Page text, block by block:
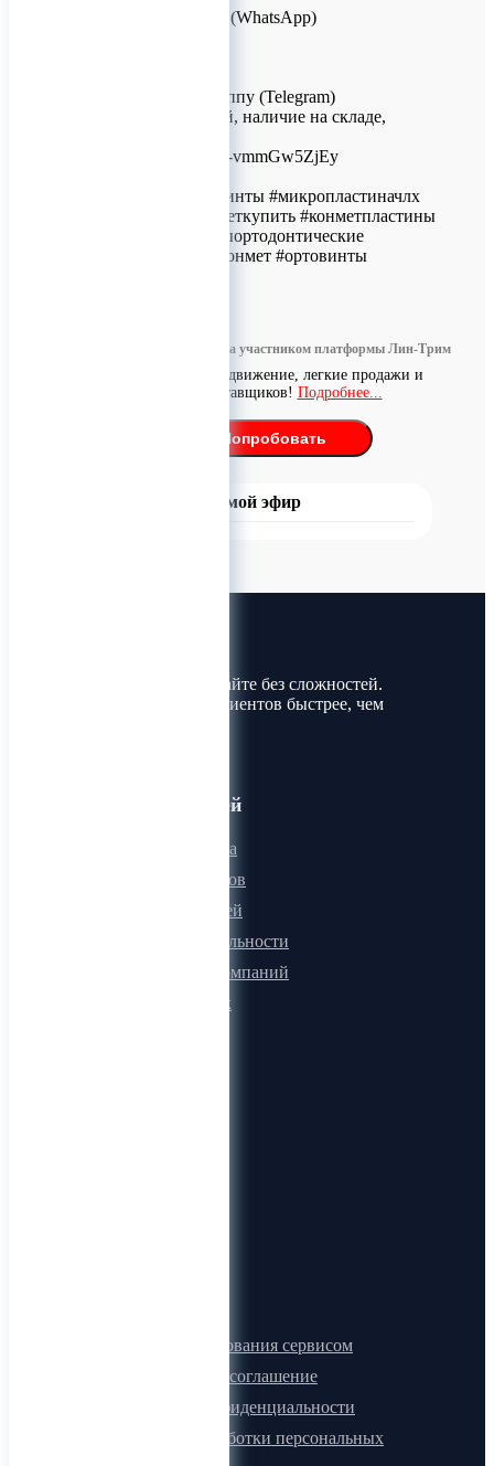
+7 (926) 209-09-94 (WhatsApp)
Приглашаем в группу (Telegram)
выкладка новостей, наличие на складе,
https://t.me/+Gby76-vmmGw5ZjEy
#конмет #конметвинты #микропластиначлх
#конметчлх #конметкупить #конметпластины
#винтычлх #винтыортодонтические
#миниимплантатконмет #ортовинты
Информация размещена участником платформы Лин-Трим
Бесплатное продвижение, легкие продажи и
поиск поставщиков! Подробнее...
Попробовать
Прямой эфир
Покупайте и продавайте без сложностей.
Найдите товары и клиентов быстрее, чем
Для пользователей
Онлайн визитка
Для поставщиков
Для покупателей
Программа лояльности
Микроблоги компаний
Быстрый поиск
Правила пользования сервисом
Лицензионное соглашение
Политика конфиденциальности
Политика обработки персональных